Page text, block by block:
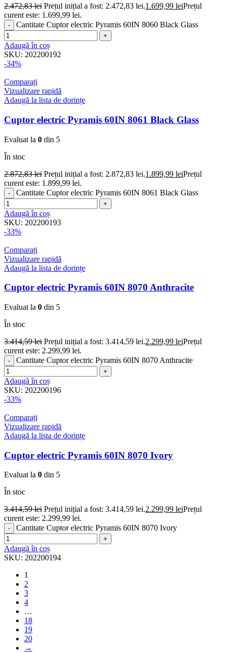
2.472,83lei Prețul inițial a fost: 2.472,83 lei.1.699,99 leiPrețul
curent este: 1.699,99 lei.
Cantitate Cuptor electric Pyramis 60IN 8060 Black Glass
Adaugă în coș
SKU: 202200192
-34%
Comparați
Vizualizare rapidă
Adaugă la lista de dorințe
Cuptor electric Pyramis 60IN 8061 Black Glass
Evaluat la 0 din 5
În stoc
2.872,83lei Prețul inițial a fost: 2.872,83 lei.1.899,99 leiPrețul
curent este: 1.899,99 lei.
Cantitate Cuptor electric Pyramis 60IN 8061 Black Glass
Adaugă în coș
SKU: 202200193
-33%
Comparați
Vizualizare rapidă
Adaugă la lista de dorințe
Cuptor electric Pyramis 60IN 8070 Anthracite
Evaluat la 0 din 5
În stoc
3.414,59lei Prețul inițial a fost: 3.414,59 lei.2.299,99 leiPrețul
curent este: 2.299,99 lei.
Cantitate Cuptor electric Pyramis 60IN 8070 Anthracite
Adaugă în coș
SKU: 202200196
-33%
Comparați
Vizualizare rapidă
Adaugă la lista de dorințe
Cuptor electric Pyramis 60IN 8070 Ivory
Evaluat la 0 din 5
În stoc
3.414,59lei Prețul inițial a fost: 3.414,59 lei.2.299,99 leiPrețul
curent este: 2.299,99 lei.
Cantitate Cuptor electric Pyramis 60IN 8070 Ivory
Adaugă în coș
SKU: 202200194
1
2
3
4
…
18
19
20
→